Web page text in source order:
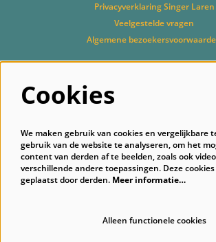
Privacyverklaring Singer Laren
Veelgestelde vragen
Algemene
Cookies
We maken gebruik van cookies en vergelijkbare
gebruik van de website te analyseren, om het
content van derden af te beelden, zoals ook
verschillende andere toepassingen. Deze
geplaatst door derden. Meer informatie…
Alleen functionele cookies